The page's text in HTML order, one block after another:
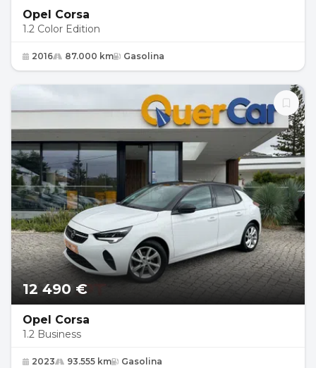
Opel Corsa
1.2 Color Edition
2016 87.000 km Gasolina
12 490 €
Opel Corsa
1.2 Business
2023 93.555 km Gasolina